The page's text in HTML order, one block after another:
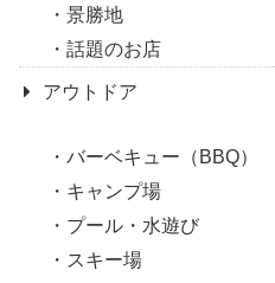
景勝地
話題のお店
アウトドア
バーベキュー（BBQ）
キャンプ場
プール・水遊び
スキー場